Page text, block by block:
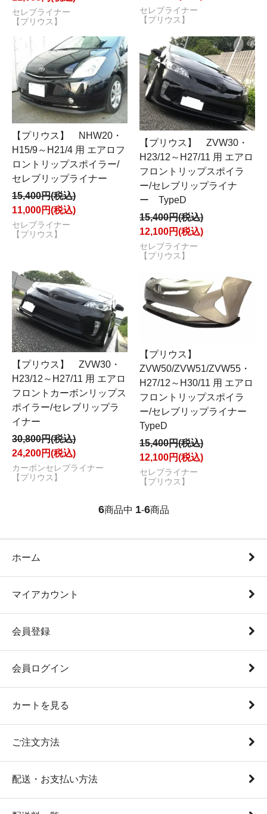
セレブライナー
【プリウス】
セレブライナー
【プリウス】
【プリウス】 NHW20・
H15/9～H21/4 用 エアロフ
ロントリップスポイラー/
セレブリップライナー
15,400円(税込)
11,000円(税込)
セレブライナー
【プリウス】
【プリウス】 ZVW30・
H23/12～H27/11 用 エアロ
フロントリップスポイラ
ー/セレブリップライナ
ー TypeD
15,400円(税込)
12,100円(税込)
セレブライナー
【プリウス】
【プリウス】 ZVW30・
H23/12～H27/11 用 エアロ
フロントカーボンリップス
ポイラー/セレブリップラ
イナー
30,800円(税込)
24,200円(税込)
カーボンセレブライナー
【プリウス】
【プリウス】
ZVW50/ZVW51/ZVW55・
H27/12～H30/11 用 エアロ
フロントリップスポイラ
ー/セレブリップライナー
TypeD
15,400円(税込)
12,100円(税込)
セレブライナー
【プリウス】
6商品中 1-6商品
ホーム
マイアカウント
会員登録
会員ログイン
カートを見る
ご注文方法
配送・お支払い方法